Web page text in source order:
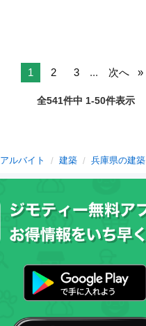
1 2 3 ... 次へ
全541件中 1-50件表示
アルバイト 建築 兵庫県の建築